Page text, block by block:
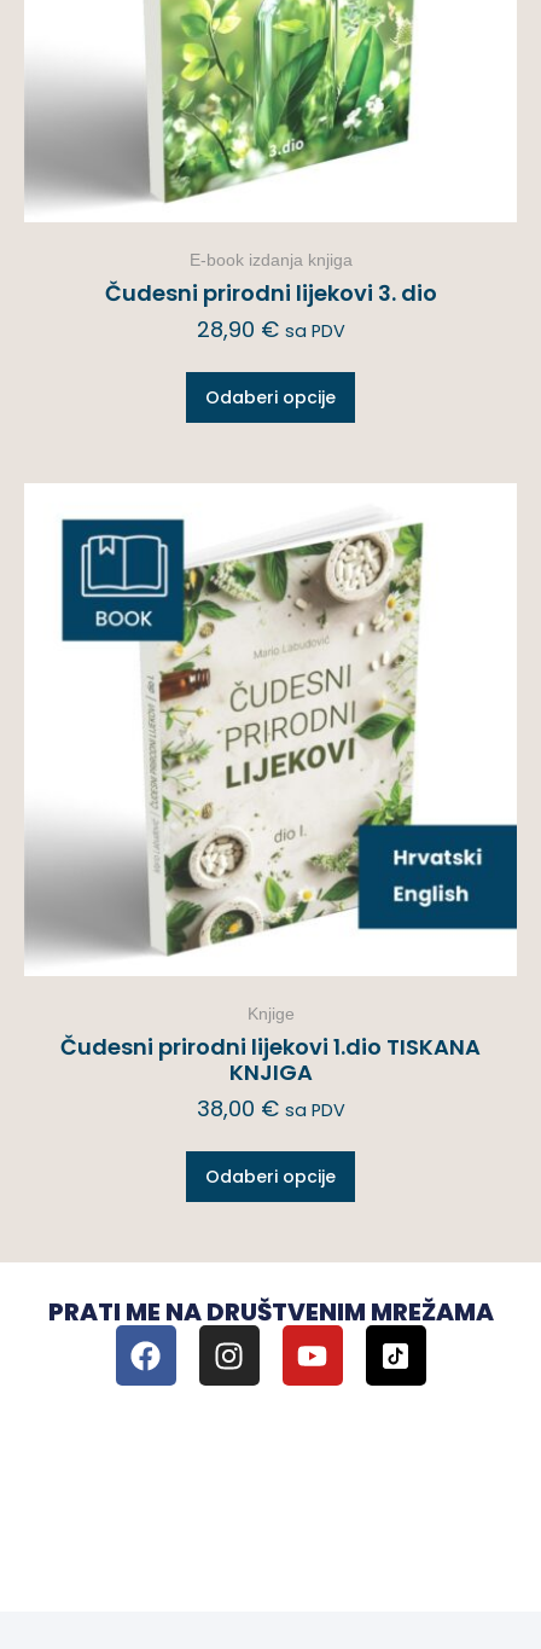
E-book izdanja knjiga
Čudesni prirodni lijekovi 3. dio
28,90 € sa PDV
Odaberi opcije
Knjige
Čudesni prirodni lijekovi 1.dio TISKANA
KNJIGA
38,00 € sa PDV
Odaberi opcije
PRATI ME NA DRUŠTVENIM MREŽAMA